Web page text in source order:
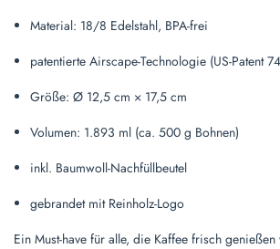
Material: 18/8 Edelstahl, BPA-frei
patentierte Airscape-Technologie (US-Patent
Größe: Ø 12,5 cm × 17,5 cm
Volumen: 1.893 ml (ca. 500 g Bohnen)
inkl. Baumwoll-Nachfüllbeutel
gebrandet mit Reinholz-Logo
Ein Must-have für alle, die Kaffee frisch